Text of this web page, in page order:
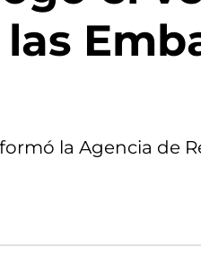
la Agencia de